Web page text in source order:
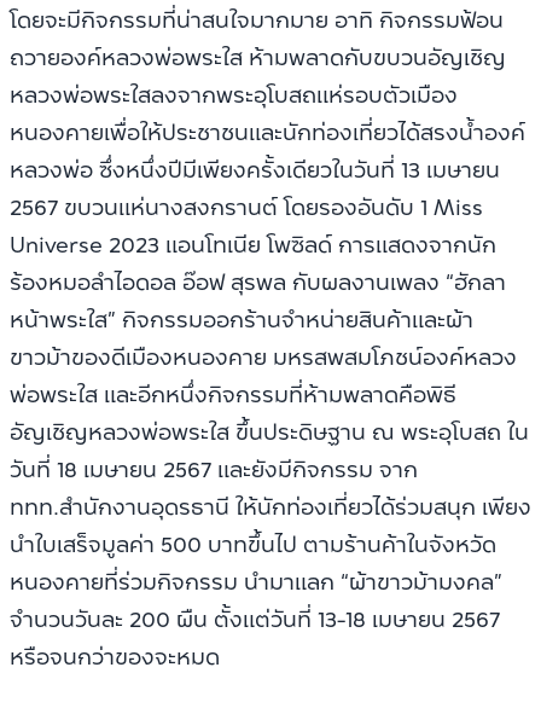
โดยจะมีกิจกรรมที่น่าสนใจมากมาย อาทิ กิจกรรมฟ้อน
ถวายองค์หลวงพ่อพระใส ห้ามพลาดกับขบวนอัญเชิญ
หลวงพ่อพระใสลงจากพระอุโบสถแห่รอบตัวเมือง
หนองคายเพื่อให้ประชาชนและนักท่องเที่ยวได้สรงน้ำองค์
หลวงพ่อ ซึ่งหนึ่งปีมีเพียงครั้งเดียวในวันที่ 13 เมษายน
2567 ขบวนแห่นางสงกรานต์ โดยรองอันดับ 1 Miss
Universe 2023 แอนโทเนีย โพซิลด์ การแสดงจากนัก
ร้องหมอลำไอดอล อ๊อฟ สุรพล กับผลงานเพลง “ฮักลา
หน้าพระใส” กิจกรรมออกร้านจำหน่ายสินค้าและผ้า
ขาวม้าของดีเมืองหนองคาย มหรสพสมโภชน์องค์หลวง
พ่อพระใส และอีกหนึ่งกิจกรรมที่ห้ามพลาดคือพิธี
อัญเชิญหลวงพ่อพระใส ขึ้นประดิษฐาน ณ พระอุโบสถ ใน
วันที่ 18 เมษายน 2567 และยังมีกิจกรรม จาก
ททท.สำนักงานอุดรธานี ให้นักท่องเที่ยวได้ร่วมสนุก เพียง
นำใบเสร็จมูลค่า 500 บาทขึ้นไป ตามร้านค้าในจังหวัด
หนองคายที่ร่วมกิจกรรม นำมาแลก “ผ้าขาวม้ามงคล”
จำนวนวันละ 200 ผืน ตั้งแต่วันที่ 13-18 เมษายน 2567
หรือจนกว่าของจะหมด